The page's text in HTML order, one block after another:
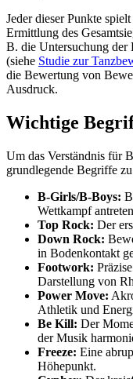
Jeder dieser Punkte
Ermittlung des
B. die Untersuchung der
(siehe Studie zur
die Bewertung von
Ausdruck.
Wichtige
Um das Verständnis für
grundlegende Begriffe
B-Girls/B-Boys:
Wettkampf
Top Rock: Der
Down Rock:
in Bodenkontakt
Footwork:
Darstellung von
Power Move:
Athletik und
Be Kill: Der
der Musik
Freeze: Eine
Höhepunkt.